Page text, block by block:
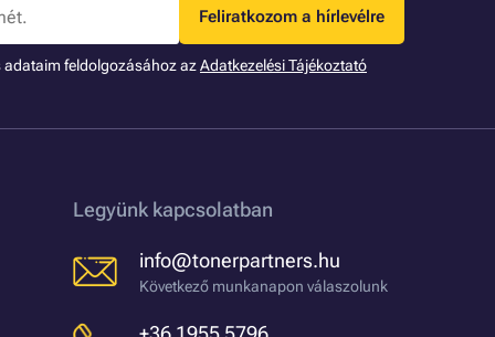
Feliratkozom a hírlevélre
adataim feldolgozásához azAdatkezelési Tájékoztató
Legyünk kapcsolatban
info@tonerpartners.hu
Következő munkanapon válaszolunk